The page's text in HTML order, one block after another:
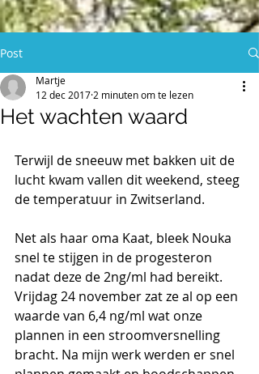
Post
Het wachten waard
Martje
12 dec 2017 2 minuten om te lezen
Terwijl de sneeuw met bakken uit de
lucht kwam vallen dit weekend, steeg
de temperatuur in Zwitserland.
Net als haar oma Kaat, bleek Nouka
snel te stijgen in de progesteron
nadat deze de 2ng/ml had bereikt.
Vrijdag 24 november zat ze al op een
waarde van 6,4 ng/ml wat onze
plannen in een stroomversnelling
bracht. Na mijn werk werden er snel